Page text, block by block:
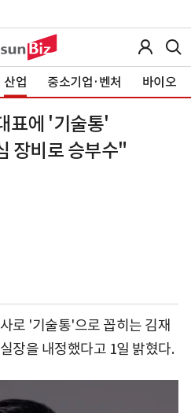
산업 중소기업·벤처 바이오
표에 '기술통'
장비로 승부수"
로 '기술통'으로 꼽히는 김재
장을 내정했다고 1일 밝혔다.